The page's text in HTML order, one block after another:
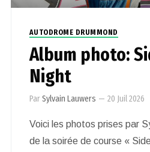
AUTODROME DRUMMOND
Album photo:
Night
ParSylvain Lauwers — 20 Juil 2026
Voici les photos prises par
de la soirée de course «